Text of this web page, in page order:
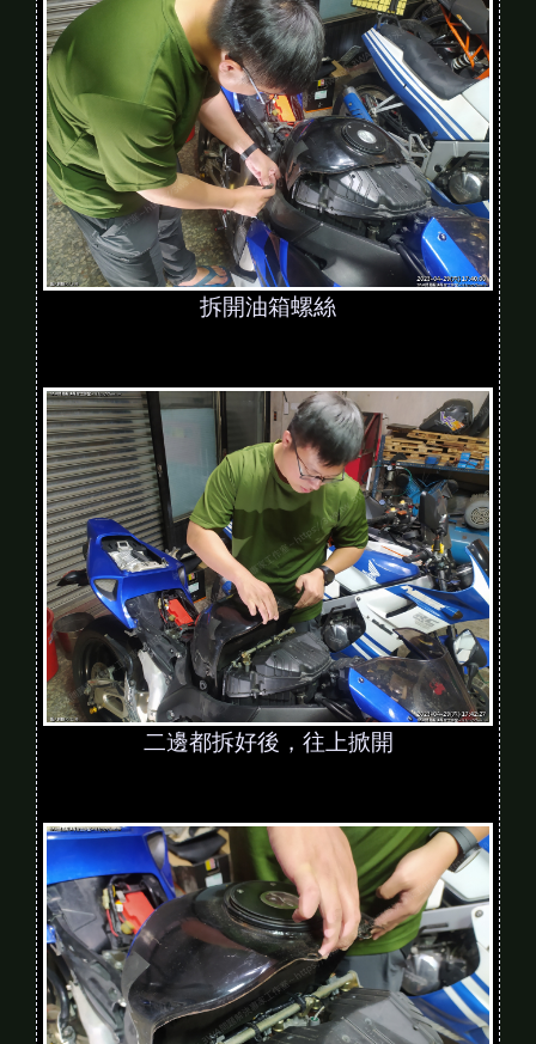
拆開油箱螺絲
二邊都拆好後，往上掀開